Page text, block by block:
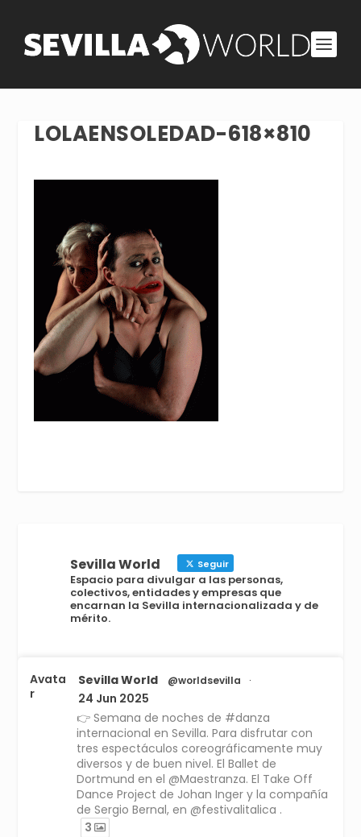
LOLAENSOLEDAD-618×810
Sevilla World Seguir
Espacio para divulgar a las personas,
colectivos, entidades y empresas que
encarnan la Sevilla internacionalizada y de
mérito.
Avata
r
Sevilla World @worldsevilla ·
24 Jun 2025
👉 Semana de noches de #danza
internacional en Sevilla. Para disfrutar con
tres espectáculos coreográficamente muy
diversos y de buen nivel. El Ballet de
Dortmund en el @Maestranza. El Take Off
Dance Project de Johan Inger y la compañía
de Sergio Bernal, en @festivalitalica .
3